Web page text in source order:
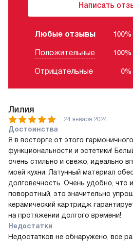
Написать
Любые отзывы 100%
Положительные 100%
Отрицательные 0%
Лилия
24 января 2024
Достоинства
Я в восторге от этого
функциональности и эстетики!
очень стильно и свежо, идеально
моей кухни. Латунный материал
долговечность. Очень удобно, что
поворотный, это значительно
керамический картридж
на протяжении долгого времени!
Недостатки
Недостатков не обнаружено, все